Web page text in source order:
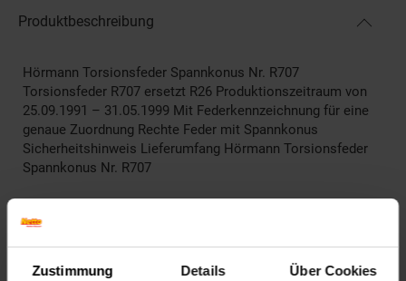
Zustimmung Details Über Cookies
Produktbeschreibung
Hörmann Torsionsfeder Spannkonus Nr. R707
Torsionsfeder R707 ersetzt R26 Produktionszeitraum von
25.09.1991 – 31.05.1999 Mit Federkennzeichnung für eine
genaue Zuordnung Rechte Feder mit Spannkonus
Sicherheitshinweis Lieferumfang Hörmann Torsionsfeder
Spannkonus Nr. R707
EAN: 4042533685886
Artikel gehört zur Kategorie:Haustüren & Zimmertüren